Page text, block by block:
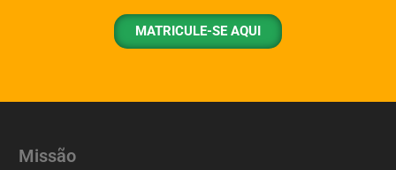
MATRICULE-SE AQUI
Missão